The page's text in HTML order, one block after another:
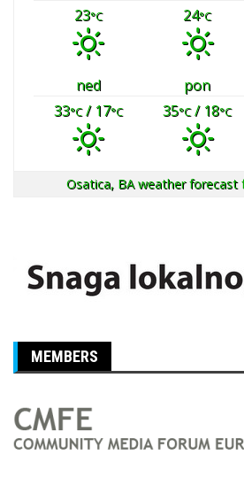
23°C 24°C
ned pon
33°C/ 17°C 35°C/ 18°C
Osatica, BAweather forecast
MEMBERS